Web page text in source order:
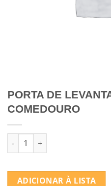
PORTA DE
COMEDOURO
Quantidade de PORTA DE
ADICIONAR À LISTA